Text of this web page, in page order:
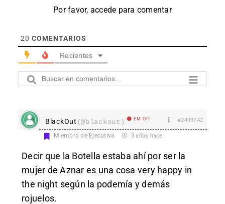
Por favor, accede para comentar
20 COMENTARIOS
Recientes
BlackOut (@blackout) EM Off #2499742
Miembro de Ejecutiva 3 años hace
Decir que la Botella estaba ahí por ser la
mujer de Aznar es una cosa very happy in
the night según la podemía y demás
rojuelos.